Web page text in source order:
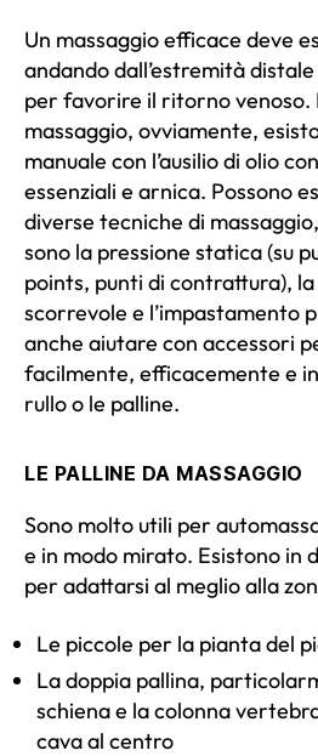
Un massaggio efficace deve
andando dall’estremità
per favorire il ritorno venoso.
massaggio, ovviamente,
manuale con l’ausilio di olio
essenziali e arnica. Possono
diverse tecniche di
sono la pressione statica (su
points, punti di contrattura),
scorrevole e l’impastamento
anche aiutare con accessori
facilmente, efficacemente e
rullo o le palline.
LE PALLINE DA MASSAGGIO
Sono molto utili per
e in modo mirato. Esistono in
per adattarsi al meglio alla
Le piccole per la pianta del
La doppia pallina,
schiena e la colonna
cava al centro